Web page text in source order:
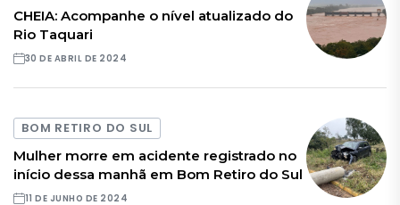
CHEIA: Acompanhe o nível atualizado do
Rio Taquari
30 DE ABRIL DE 2024
BOM RETIRO DO SUL
Mulher morre em acidente registrado no
início dessa manhã em Bom Retiro do Sul
11 DE JUNHO DE 2024